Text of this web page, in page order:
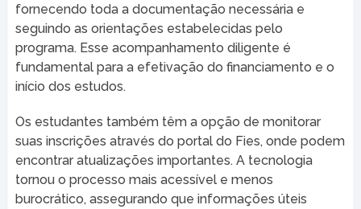
fornecendo toda a documentação necessária e
seguindo as orientações estabelecidas pelo
programa. Esse acompanhamento diligente é
fundamental para a efetivação do financiamento e o
início dos estudos.
Os estudantes também têm a opção de monitorar
suas inscrições através do portal do Fies, onde podem
encontrar atualizações importantes. A tecnologia
tornou o processo mais acessível e menos
burocrático, assegurando que informações úteis